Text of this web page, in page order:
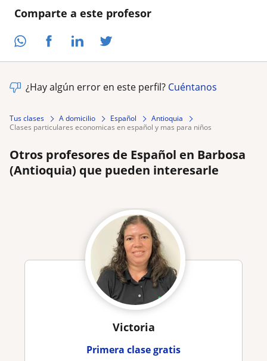
Comparte a este profesor
¿Hay algún error en este perfil? Cuéntanos
Tus clases A domicilio Español
Antioquia
clases particulares economicas en español y mas para niños
Otros profesores de Español en Barbosa
(Antioquia) que pueden interesarle
Victoria
Primera clase gratis